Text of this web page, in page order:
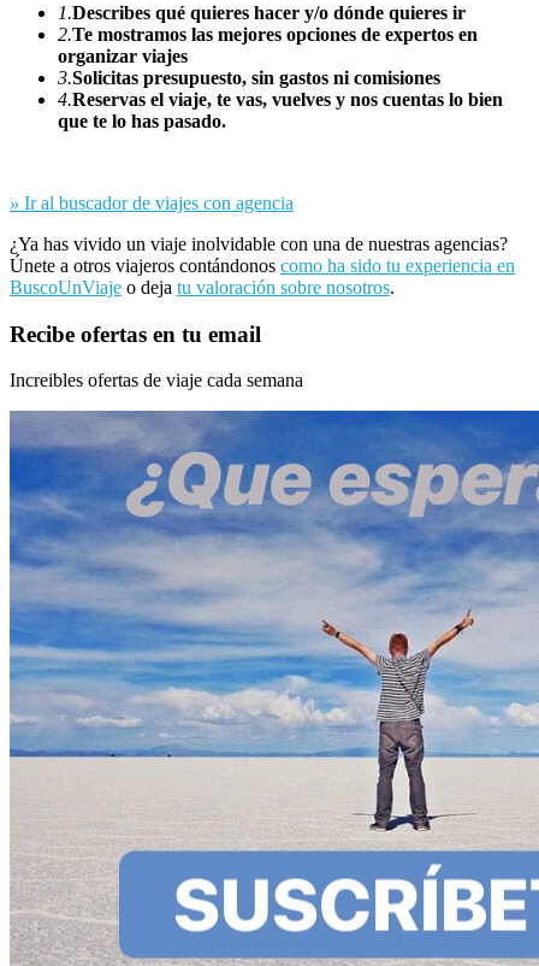
1.Describes qué quieres hacer y/o dónde quieres ir
2.Te mostramos las mejores opciones de expertos en
organizar viajes
3.Solicitas presupuesto, sin gastos ni comisiones
4.Reservas el viaje, te vas, vuelves y nos cuentas lo bien
que te lo has pasado.
» Ir al buscador de viajes con agencia
¿Ya has vivido un viaje inolvidable con una de nuestras agencias?
Únete a otros viajeros contándonos como ha sido tu experiencia en
BuscoUnViaje o deja tu valoración sobre nosotros.
Recibe ofertas en tu email
Increibles ofertas de viaje cada semana